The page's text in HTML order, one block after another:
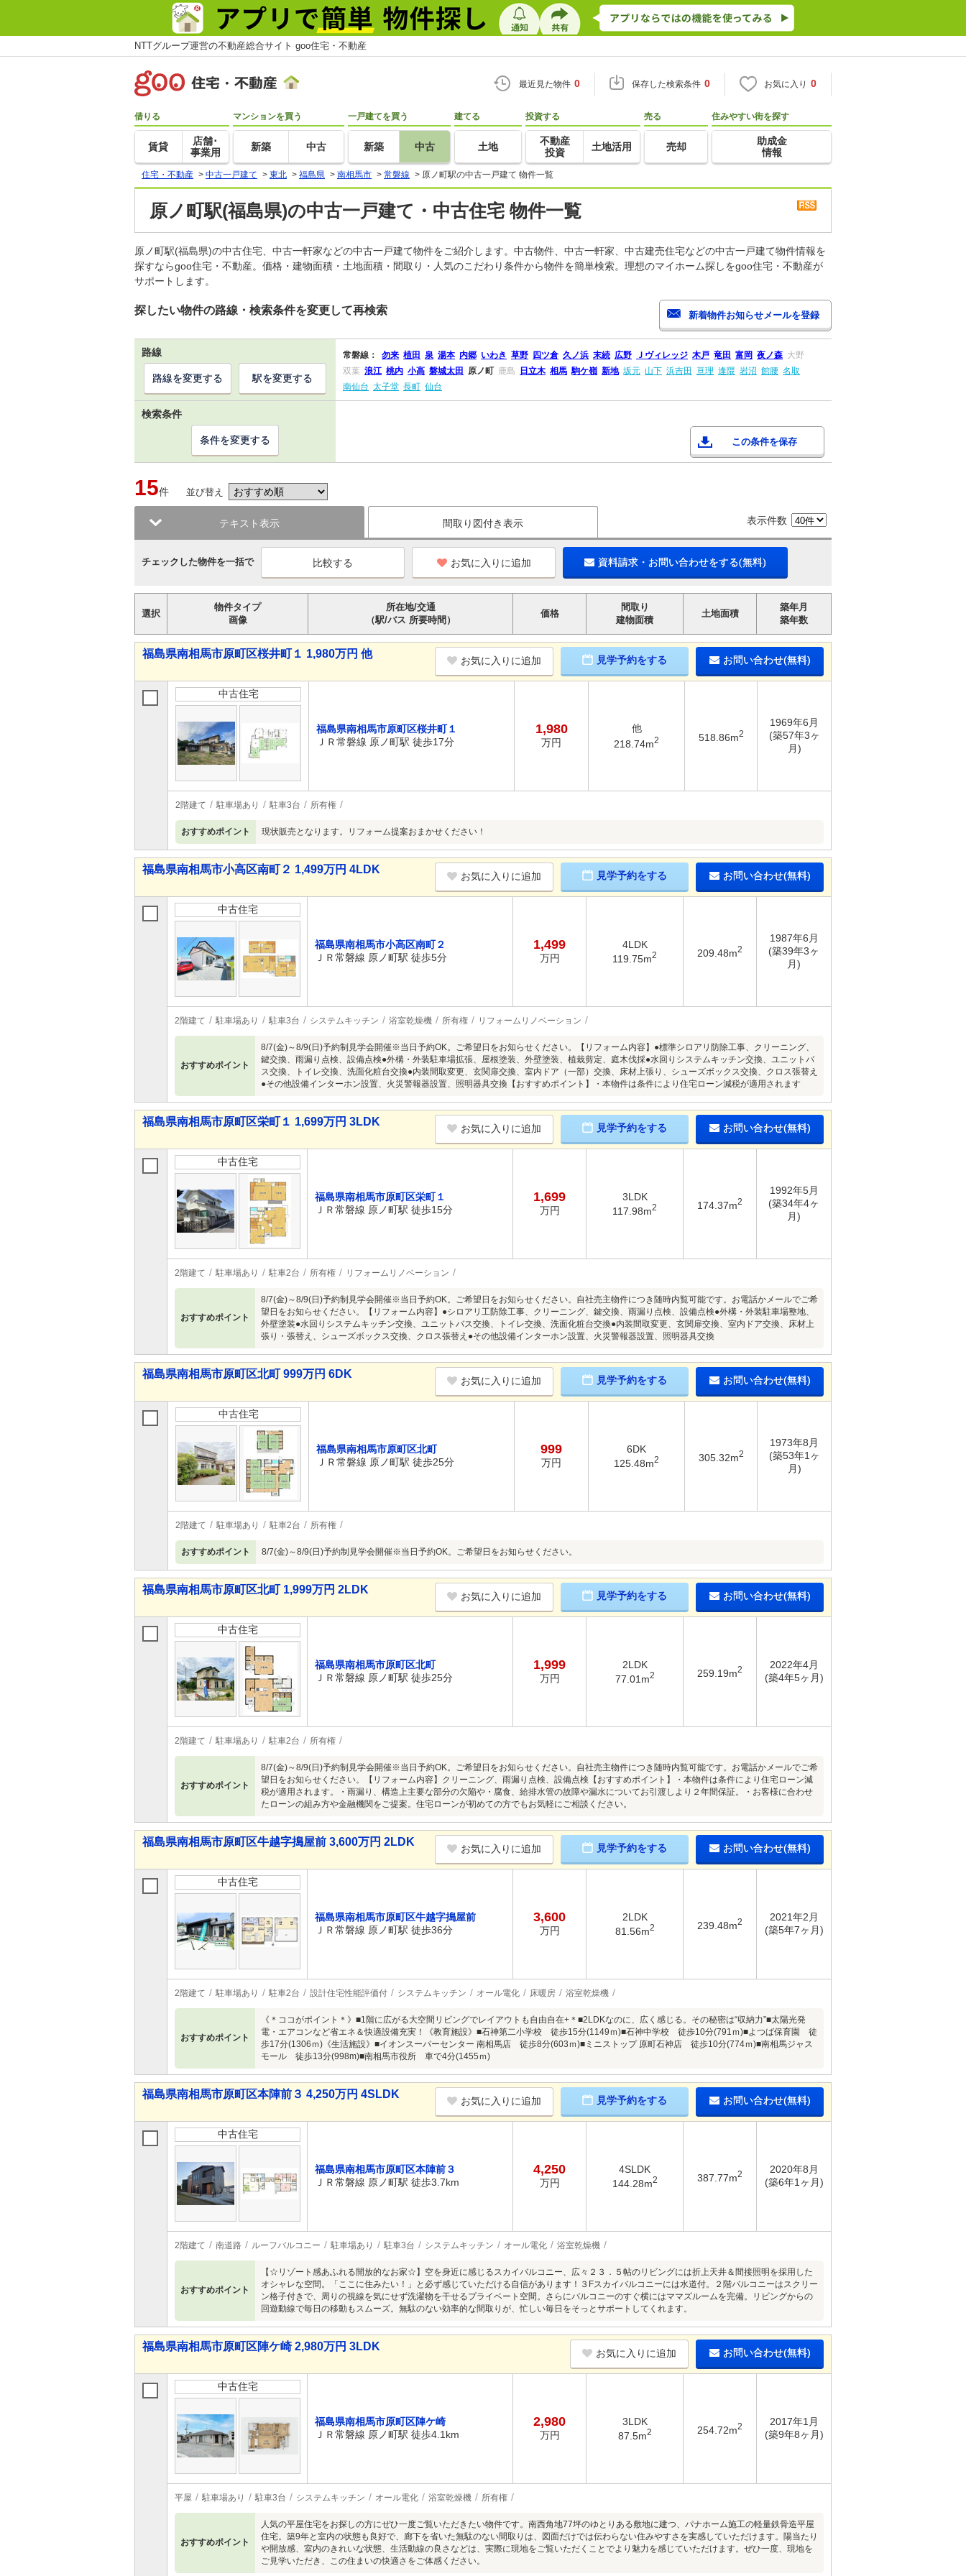
NTTグループ運営の不動産総合サイト goo住宅・不動産
最近見た物件 0 保存した検索条件 0 お気に入り 0
借りる
賃貸
店舗･
事業用
マンションを買う
新築 中古
一戸建てを買う
新築 中古
建てる
土地
投資する
不動産
投資
土地活用
売る
売却
住みやすい街を探す
助成金
情報
住宅・不動産 > 中古一戸建て > 東北 > 福島県 > 南相馬市 > 常磐線 > 原ノ町駅の中古一戸建て 物件一覧
原ノ町駅(福島県)の中古一戸建て・中古住宅 物件一覧
原ノ町駅(福島県)の中古住宅、中古一軒家などの中古一戸建て物件をご紹介します。中古物件、中古一軒家、中古建売住宅などの中古一戸建て物件情報を
探すならgoo住宅・不動産。価格・建物面積・土地面積・間取り・人気のこだわり条件から物件を簡単検索。理想のマイホーム探しをgoo住宅・不動産が
サポートします。
探したい物件の路線・検索条件を変更して再検索
路線 常磐線： 勿来 植田 泉 湯本 内郷 いわき 草野 四ツ倉 久ノ浜 末続 広野 Ｊヴィレッジ 木戸 竜田 富岡 夜ノ森 大野
双葉 浪江 桃内 小高 磐城太田 原ノ町 鹿島 日立木 相馬 駒ケ嶺 新地 坂元 山下 浜吉田 亘理 逢隈 岩沼 館腰 名取
南仙台 太子堂 長町 仙台
路線を変更する 駅を変更する
検索条件
この条件を保存
条件を変更する
15件 並び替え
テキスト表示 間取り図付き表示 表示件数
チェックした物件を一括で お気に入りに追加 資料請求・お問い合わせをする(無料)
選択
物件タイプ
画像
所在地/交通
（駅/バス 所要時間）
価格
間取り
建物面積
土地面積
築年月
築年数
福島県南相馬市原町区桜井町１ 1,980万円 他
お気に入りに追加 見学予約をする お問い合わせ(無料)
中古住宅
福島県南相馬市原町区桜井町１
ＪＲ常磐線 原ノ町駅 徒歩17分
1,980
万円
他
218.74m2 518.86m2
1969年6月
(築57年3ヶ
月)
2階建て 駐車場あり 駐車3台 所有権
おすすめポイント 現状販売となります。リフォーム提案おまかせください！
福島県南相馬市小高区南町２ 1,499万円 4LDK
お気に入りに追加 見学予約をする お問い合わせ(無料)
中古住宅
福島県南相馬市小高区南町２
ＪＲ常磐線 原ノ町駅 徒歩5分
1,499
万円
4LDK
119.75m2 209.48m2
1987年6月
(築39年3ヶ
月)
2階建て 駐車場あり 駐車3台 システムキッチン 浴室乾燥機 所有権 リフォームリノベーション
おすすめポイント
8/7(金)～8/9(日)予約制見学会開催※当日予約OK。ご希望日をお知らせください。【リフォーム内容】●標準シロアリ防除工事、クリーニング、
鍵交換、雨漏り点検、設備点検●外構・外装駐車場拡張、屋根塗装、外壁塗装、植栽剪定、庭木伐採●水回りシステムキッチン交換、ユニットバ
ス交換、トイレ交換、洗面化粧台交換●内装間取変更、玄関扉交換、室内ドア（一部）交換、床材上張り、シューズボックス交換、クロス張替え
●その他設備インターホン設置、火災警報器設置、照明器具交換【おすすめポイント】・本物件は条件により住宅ローン減税が適用されます
福島県南相馬市原町区栄町１ 1,699万円 3LDK
お気に入りに追加 見学予約をする お問い合わせ(無料)
中古住宅
福島県南相馬市原町区栄町１
ＪＲ常磐線 原ノ町駅 徒歩15分
1,699
万円
3LDK
117.98m2 174.37m2
1992年5月
(築34年4ヶ
月)
2階建て 駐車場あり 駐車2台 所有権 リフォームリノベーション
おすすめポイント
8/7(金)～8/9(日)予約制見学会開催※当日予約OK。ご希望日をお知らせください。自社売主物件につき随時内覧可能です。お電話かメールでご希
望日をお知らせください。【リフォーム内容】●シロアリ工防除工事、クリーニング、鍵交換、雨漏り点検、設備点検●外構・外装駐車場整地、
外壁塗装●水回りシステムキッチン交換、ユニットバス交換、トイレ交換、洗面化粧台交換●内装間取変更、玄関扉交換、室内ドア交換、床材上
張り・張替え、シューズボックス交換、クロス張替え●その他設備インターホン設置、火災警報器設置、照明器具交換
福島県南相馬市原町区北町 999万円 6DK
お気に入りに追加 見学予約をする お問い合わせ(無料)
中古住宅
福島県南相馬市原町区北町
ＪＲ常磐線 原ノ町駅 徒歩25分
999
万円
6DK
125.48m2 305.32m2
1973年8月
(築53年1ヶ
月)
2階建て 駐車場あり 駐車2台 所有権
おすすめポイント 8/7(金)～8/9(日)予約制見学会開催※当日予約OK。ご希望日をお知らせください。
福島県南相馬市原町区北町 1,999万円 2LDK
お気に入りに追加 見学予約をする お問い合わせ(無料)
中古住宅
福島県南相馬市原町区北町
ＪＲ常磐線 原ノ町駅 徒歩25分
1,999
万円
2LDK
77.01m2 259.19m2
2022年4月
(築4年5ヶ月)
2階建て 駐車場あり 駐車2台 所有権
おすすめポイント
8/7(金)～8/9(日)予約制見学会開催※当日予約OK。ご希望日をお知らせください。自社売主物件につき随時内覧可能です。お電話かメールでご希
望日をお知らせください。【リフォーム内容】クリーニング、雨漏り点検、設備点検【おすすめポイント】・本物件は条件により住宅ローン減
税が適用されます。・雨漏り、構造上主要な部分の欠陥や・腐食、給排水管の故障や漏水についてお引渡しより２年間保証。・お客様に合わせ
たローンの組み方や金融機関をご提案。住宅ローンが初めての方でもお気軽にご相談ください。
福島県南相馬市原町区牛越字搗屋前 3,600万円 2LDK
お気に入りに追加 見学予約をする お問い合わせ(無料)
中古住宅
福島県南相馬市原町区牛越字搗屋前
ＪＲ常磐線 原ノ町駅 徒歩36分
3,600
万円
2LDK
81.56m2 239.48m2
2021年2月
(築5年7ヶ月)
2階建て 駐車場あり 駐車2台 設計住宅性能評価付 システムキッチン オール電化 床暖房 浴室乾燥機
おすすめポイント
《＊ココがポイント＊》■1階に広がる大空間リビングでレイアウトも自由自在+＊■2LDKなのに、広く感じる。その秘密は“収納力”■太陽光発
電・エアコンなど省エネ＆快適設備充実！《教育施設》■石神第二小学校 徒歩15分(1149ｍ)■石神中学校 徒歩10分(791ｍ)■よつば保育園 徒
歩17分(1306ｍ)《生活施設》■イオンスーパーセンター 南相馬店 徒歩8分(603ｍ)■ミニストップ 原町石神店 徒歩10分(774ｍ)■南相馬ジャス
モール 徒歩13分(998m)■南相馬市役所 車で4分(1455ｍ)
福島県南相馬市原町区本陣前３ 4,250万円 4SLDK
お気に入りに追加 見学予約をする お問い合わせ(無料)
中古住宅
福島県南相馬市原町区本陣前３
ＪＲ常磐線 原ノ町駅 徒歩3.7km
4,250
万円
4SLDK
144.28m2 387.77m2
2020年8月
(築6年1ヶ月)
2階建て 南道路 ルーフバルコニー 駐車場あり 駐車3台 システムキッチン オール電化 浴室乾燥機
おすすめポイント
【☆リゾート感あふれる開放的なお家☆】空を身近に感じるスカイバルコニー、広々２３．５帖のリビングには折上天井＆間接照明を採用した
オシャレな空間。「ここに住みたい！」と必ず感じていただける自信があります！３Fスカイバルコニーには水道付。２階バルコニーはスクリー
ン格子付きで、周りの視線を気にせず洗濯物を干せるプライベート空間。さらにバルコニーのすぐ横にはママズルームを完備。リビングからの
回遊動線で毎日の移動もスムーズ。無駄のない効率的な間取りが、忙しい毎日をそっとサポートしてくれます。
福島県南相馬市原町区陣ケ崎 2,980万円 3LDK
お気に入りに追加 お問い合わせ(無料)
中古住宅
福島県南相馬市原町区陣ケ崎
ＪＲ常磐線 原ノ町駅 徒歩4.1km
2,980
万円
3LDK
87.5m2 254.72m2
2017年1月
(築9年8ヶ月)
平屋 駐車場あり 駐車3台 システムキッチン オール電化 浴室乾燥機 所有権
おすすめポイント
人気の平屋住宅をお探しの方にぜひ一度ご覧いただきたい物件です。南西角地77坪のゆとりある敷地に建つ、パナホーム施工の軽量鉄骨造平屋
住宅。築9年と室内の状態も良好で、廊下を省いた無駄のない間取りは、図面だけでは伝わらない住みやすさを実感していただけます。陽当たり
や開放感、室内のきれいな状態、生活動線の良さなどは、実際に現地をご覧いただくことでより魅力を感じていただけます。ぜひ一度、現地を
ご見学いただき、この住まいの快適さをご体感ください。